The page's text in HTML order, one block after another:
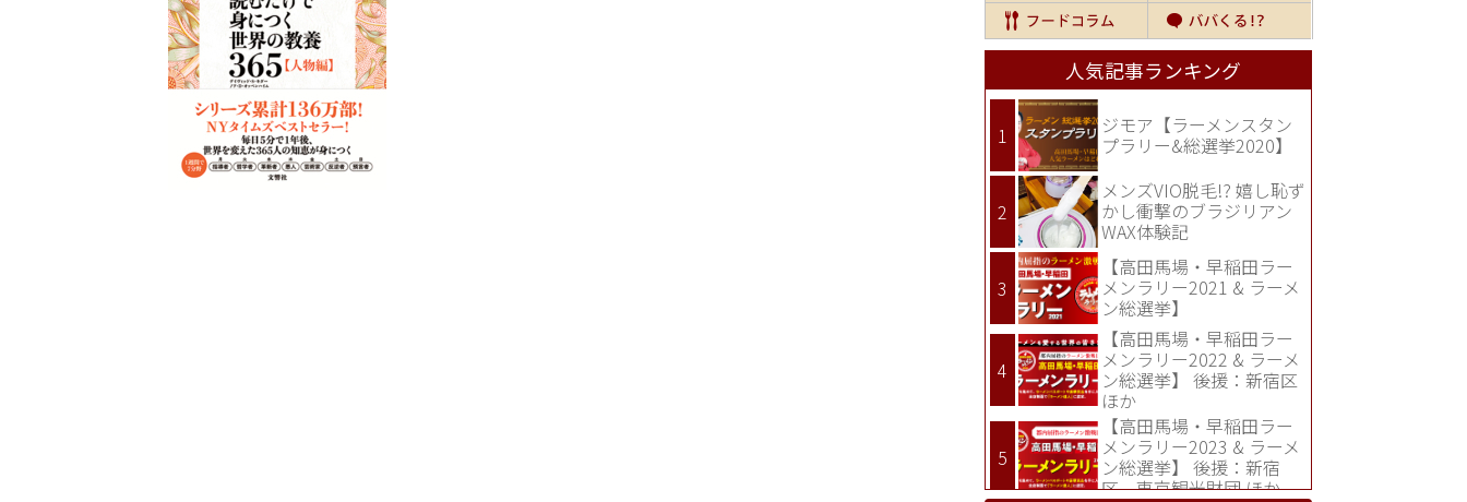
人気記事ランキング
ジモア【ラーメンスタン
プラリー&総選挙2020】
メンズVIO脱毛!? 嬉し恥ず
かし衝撃のブラジリアン
WAX体験記
【高田馬場・早稲田ラー
メンラリー2021 & ラーメ
ン総選挙】
【高田馬場・早稲田ラー
メンラリー2022 & ラーメ
ン総選挙】 後援：新宿区
ほか
【高田馬場・早稲田ラー
メンラリー2023 & ラーメ
ン総選挙】 後援：新宿
区、東京観光財団 ほか